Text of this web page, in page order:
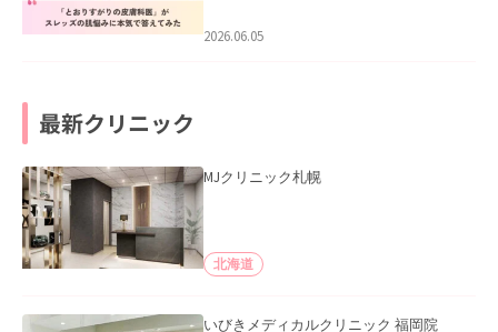
2026.06.05
最新クリニック
MJクリニック札幌
北海道
いびきメディカルクリニック 福岡院